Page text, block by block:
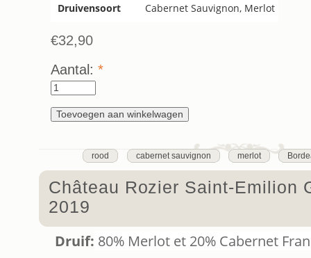
Druivensoort Cabernet Sauvignon, Merlot
€32,90
Aantal: *
rood cabernet sauvignon merlot
Château Rozier Saint-Emilion
2019
Druif: 80% Merlot et 20% Cabernet